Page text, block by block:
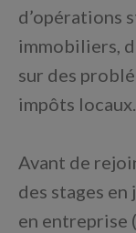
d’opérations
immobiliers,
sur des
impôts locaux.
Avant de
des stages
en entreprise